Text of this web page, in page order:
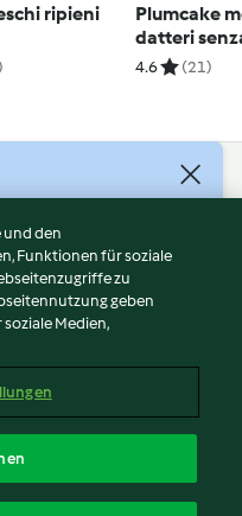
ripieni
Plumcake
datteri
4.6 (21)
und den
Funktionen für soziale
zu
geben
Medien,